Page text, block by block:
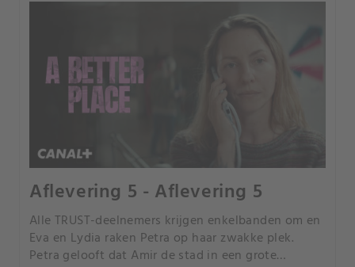
Aflevering 5 - Aflevering 5
Alle TRUST-deelnemers krijgen enkelbanden om en
Eva en Lydia raken Petra op haar zwakke plek.
Petra gelooft dat Amir de stad in een grote